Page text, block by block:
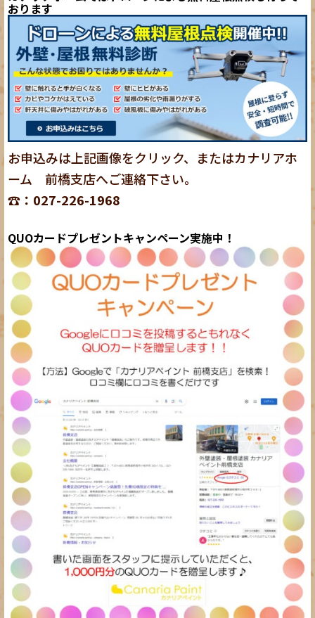
おります
お申込みは上記画像をクリック、またはカナリアホ
ーム 前橋支店へご連絡下さい。
☎：027-226-1968
QUOカードプレゼントキャンペーン実施中！